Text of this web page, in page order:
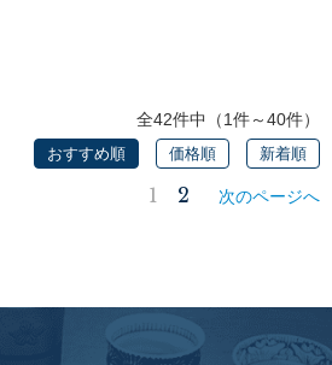
全42件中（1件～40件）
おすすめ順 価格順 新着順
1 2 次のページへ